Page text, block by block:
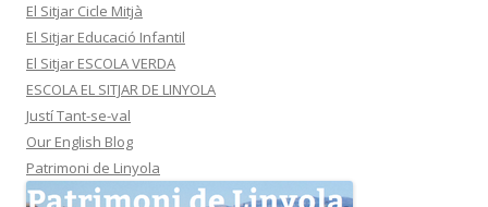
El Sitjar Cicle Mitjà
El Sitjar Educació Infantil
El Sitjar ESCOLA VERDA
ESCOLA EL SITJAR DE LINYOLA
Justí Tant-se-val
Our English Blog
Patrimoni de Linyola